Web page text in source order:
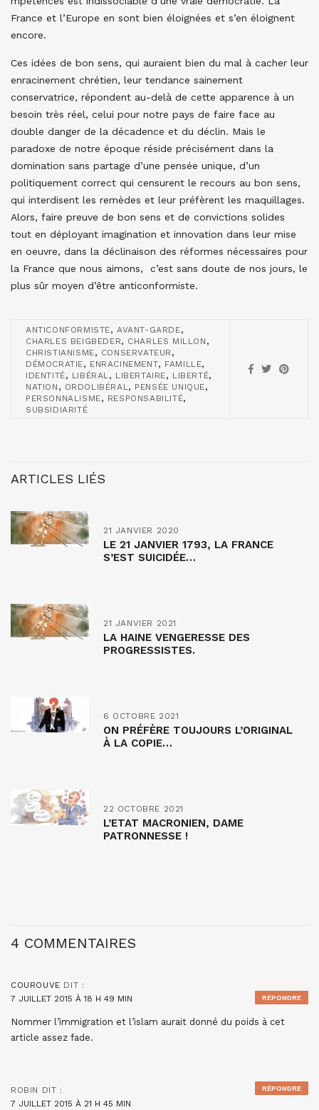
France et l’Europe en sont bien éloignées et s’en éloignent
encore.
Ces idées de bon sens, qui auraient bien du mal à cacher leur
enracinement chrétien, leur tendance sainement
conservatrice, répondent au-delà de cette apparence à un
besoin très réel, celui pour notre pays de faire face au
double danger de la décadence et du déclin. Mais le
paradoxe de notre époque réside précisément dans la
domination sans partage d’une pensée unique, d’un
politiquement correct qui censurent le recours au bon sens,
qui interdisent les remèdes et leur préfèrent les maquillages.
Alors, faire preuve de bon sens et de convictions solides
tout en déployant imagination et innovation dans leur mise
en oeuvre, dans la déclinaison des réformes nécessaires pour
la France que nous aimons, c’est sans doute de nos jours, le
plus sûr moyen d’être anticonformiste.
ANTICONFORMISTE, AVANT-GARDE,
CHARLES BEIGBEDER, CHARLES MILLON ,
CHRISTIANISME, CONSERVATEUR ,
DÉMOCRATIE, ENRACINEMENT, FAMILLE,
IDENTITÉ, LIBÉRAL, LIBERTAIRE, LIBERTÉ,
NATION , ORDOLIBÉRAL, PENSÉE UNIQUE,
PERSONNALISME, RESPONSABILITÉ,
SUBSIDIARITÉ
ARTICLES LIÉS
21 JANVIER 2020
LE 21 JANVIER 1793, LA FRANCE
S’EST SUICIDÉE…
21 JANVIER 2021
LA HAINE VENGERESSE DES
PROGRESSISTES.
6 OCTOBRE 2021
ON PRÉFÈRE TOUJOURS L’ORIGINAL
À LA COPIE…
22 OCTOBRE 2021
L’ETAT MACRONIEN, DAME
PATRONNESSE !
4 COMMENTAIRES
COUROUVE DIT :
7 JUILLET 2015 À 18 H 49 MIN
Nommer l’immigration et l’islam aurait donné du poids à cet
article assez fade.
RÉPONDRE
ROBIN DIT :
7 JUILLET 2015 À 21 H 45 MIN
RÉPONDRE